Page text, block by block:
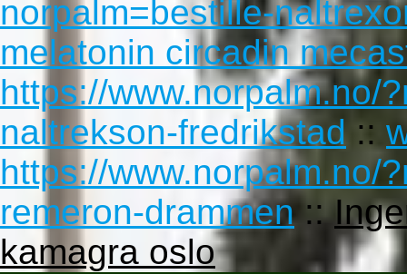
norpalm=bestille-
melatonin circadin
https://www.norpalm.no/
naltrekson-fredrikstad::
https://www.norpalm.no/
remeron-drammen::
kamagra oslo